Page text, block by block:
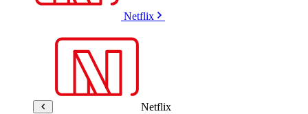
Netflix
Netflix